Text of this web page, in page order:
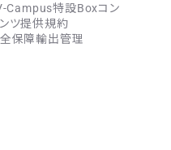
Campus特設Boxコン
ツ提供規約
保障輸出管理